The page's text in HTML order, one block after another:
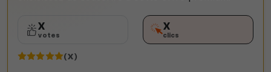
X
votes
X
clics
(X)